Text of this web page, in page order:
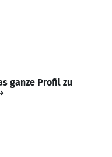
ganze Profil zu